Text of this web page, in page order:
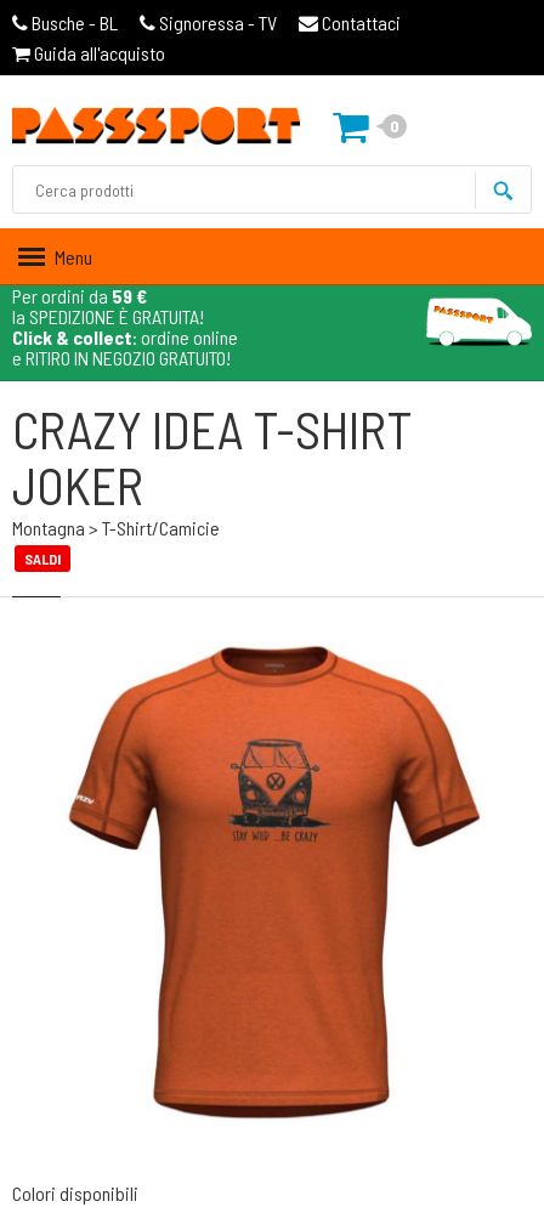
Busche - BL Signoressa - TV
Contattaci
Guida all'acquisto
0
Menu
Per ordini da 59 €
la SPEDIZIONE È GRATUITA!
Click & collect: ordine online
e RITIRO IN NEGOZIO GRATUITO!
CRAZY IDEA T-SHIRT
JOKER
Montagna > T-Shirt/camicie
SALDI
Colori disponibili